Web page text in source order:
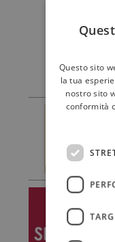
Questo sito
la tua
nostro sito
conformità